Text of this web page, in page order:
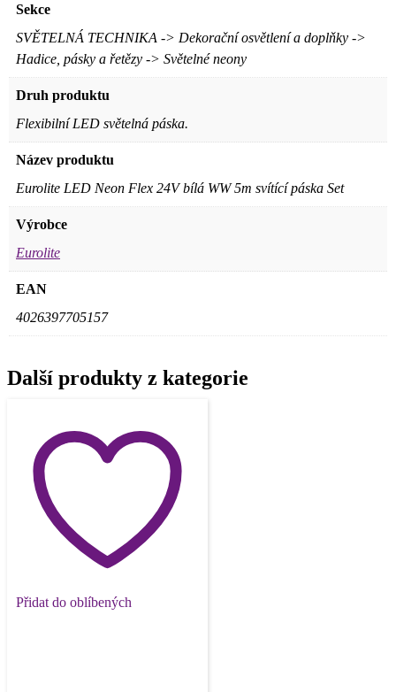
Sekce
SVĚTELNÁ TECHNIKA -> Dekorační osvětlení a doplňky ->
Hadice, pásky a řetězy -> Světelné neony
Druh produktu
Flexibilní LED světelná páska.
Název produktu
Eurolite LED Neon Flex 24V bílá WW 5m svítící páska Set
Výrobce
Eurolite
EAN
4026397705157
Další produkty z kategorie
Přidat do oblíbených